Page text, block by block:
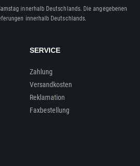
innerhalb Deutschlands. Die angegebenen
innerhalb Deutschlands.
SERVICE
Zahlung
Versandkosten
Reklamation
Faxbestellung